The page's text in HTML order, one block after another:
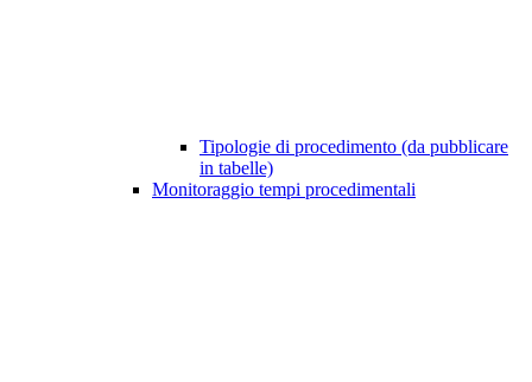
Tipologie di procedimento (da pubblicare
in tabelle)
Monitoraggio tempi procedimentali